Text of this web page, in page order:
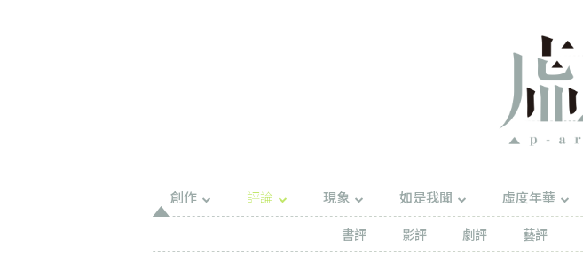
創作 評論 現象 如是我聞 虛度年華
書評
影評 劇評 藝評